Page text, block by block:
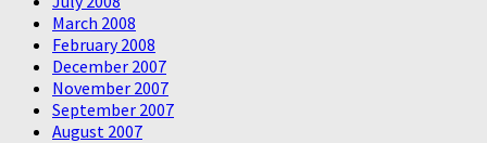
March 2008
February 2008
December 2007
November 2007
September 2007
August 2007